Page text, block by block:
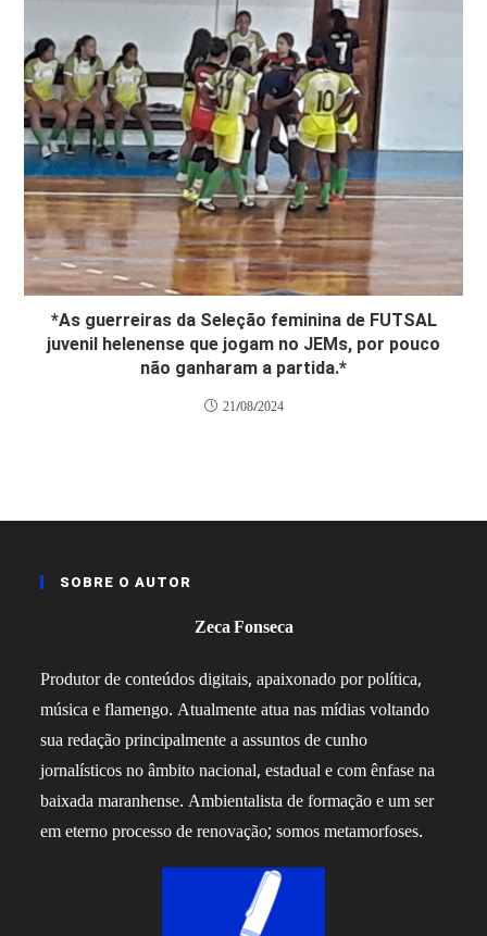
*As guerreiras da Seleção feminina de FUTSAL
juvenil helenense que jogam no JEMs, por pouco
não ganharam a partida.*
21/08/2024
SOBRE O AUTOR
Zeca Fonseca
Produtor de conteúdos digitais, apaixonado por política,
música e flamengo. Atualmente atua nas mídias voltando
sua redação principalmente a assuntos de cunho
jornalísticos no âmbito nacional, estadual e com ênfase na
baixada maranhense. Ambientalista de formação e um ser
em eterno processo de renovação; somos metamorfoses.